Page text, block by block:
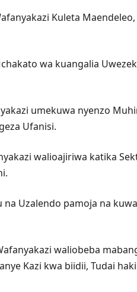
Kuleta
wa kuangalia
umekuwa nyenzo
Ufanisi.
walioajiriwa katika
Uzalendo pamoja na
waliobeba
Kazi kwa biidii, Tudai